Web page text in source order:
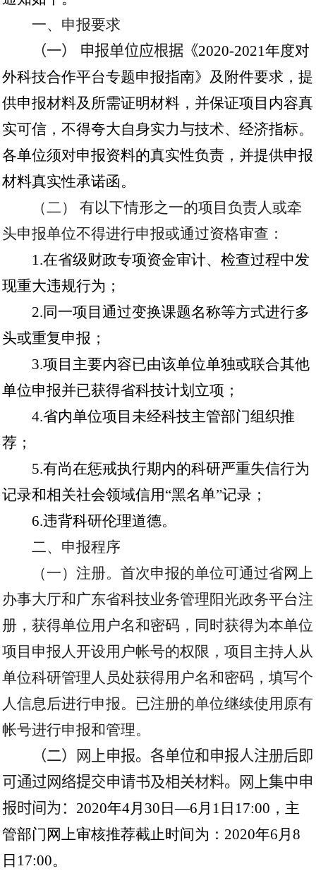
一、申报要求
（一） 申报单位应根据《2020-2021年度对
外科技合作平台专题申报指南》及附件要求，提
供申报材料及所需证明材料，并保证项目内容真
实可信，不得夸大自身实力与技术、经济指标。
各单位须对申报资料的真实性负责，并提供申报
材料真实性承诺函。
（二） 有以下情形之一的项目负责人或牵
头申报单位不得进行申报或通过资格审查：
1.在省级财政专项资金审计、检查过程中发
现重大违规行为；
2.同一项目通过变换课题名称等方式进行多
头或重复申报；
3.项目主要内容已由该单位单独或联合其他
单位申报并已获得省科技计划立项；
4.省内单位项目未经科技主管部门组织推
荐；
5.有尚在惩戒执行期内的科研严重失信行为
记录和相关社会领域信用“黑名单”记录；
6.违背科研伦理道德。
二、申报程序
（一）注册。首次申报的单位可通过省网上
办事大厅和广东省科技业务管理阳光政务平台注
册，获得单位用户名和密码，同时获得为本单位
项目申报人开设用户帐号的权限，项目主持人从
单位科研管理人员处获得用户名和密码，填写个
人信息后进行申报。已注册的单位继续使用原有
帐号进行申报和管理。
（二）网上申报。各单位和申报人注册后即
可通过网络提交申请书及相关材料。网上集中申
报时间为： 2020年4月 30 日—6 月 1 日 17:00 ，主
管部门网上审核推荐截止时间为： 2020年6 月 8
日 17:00。